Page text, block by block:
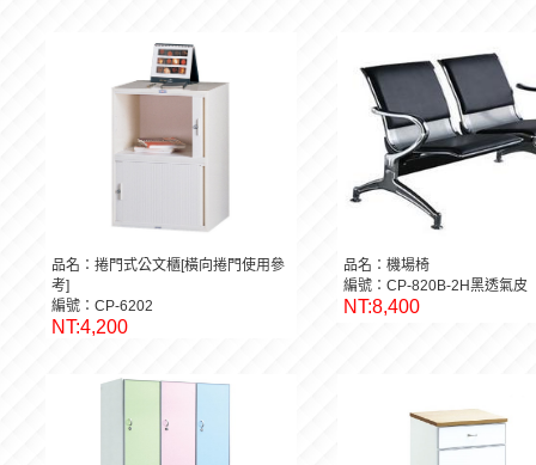
品名：捲門式公文櫃[橫向捲門使用參
考]
編號：CP-6202
NT:4,200
品名：機場椅
編號：CP-820B-2H黑透氣皮
NT:8,400